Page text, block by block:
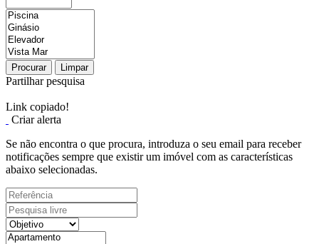
Procurar Limpar
Partilhar pesquisa
Link copiado!
Criar alerta
Se não encontra o que procura, introduza o seu email para receber
notificações sempre que existir um imóvel com as características
abaixo selecionadas.